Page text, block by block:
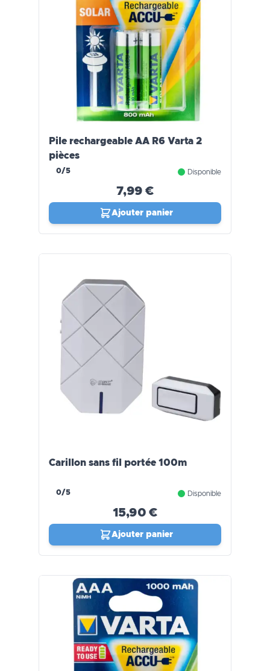
Pile rechargeable AA R6 Varta 2
pièces
0/5 Disponible
7,99 €
Ajouter panier
Carillon sans fil portée 100m
0/5 Disponible
15,90 €
Ajouter panier